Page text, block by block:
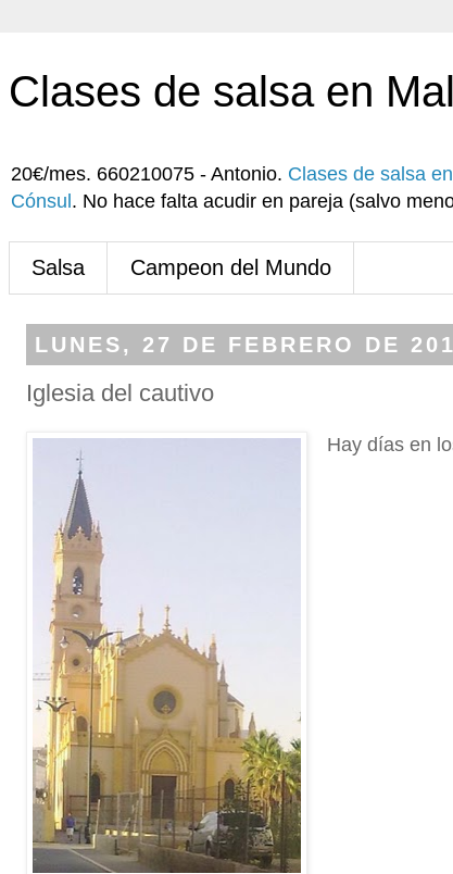
Clases de salsa en
20€/mes. 660210075 - Antonio. Clases de salsa
Cónsul . No hace falta acudir en pareja (salvo
Salsa Campeon del Mundo
LUNES, 27 DE FEBRERO DE
Iglesia del cautivo
Hay días en